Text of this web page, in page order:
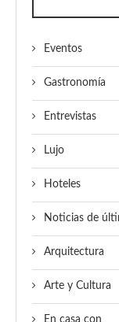
Eventos
Gastronomía
Entrevistas
Lujo
Hoteles
Noticias de
Arquitectura
Arte y Cultura
En casa con